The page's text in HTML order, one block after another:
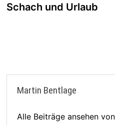
Schach und Urlaub
Martin Bentlage
Alle Beiträge ansehen